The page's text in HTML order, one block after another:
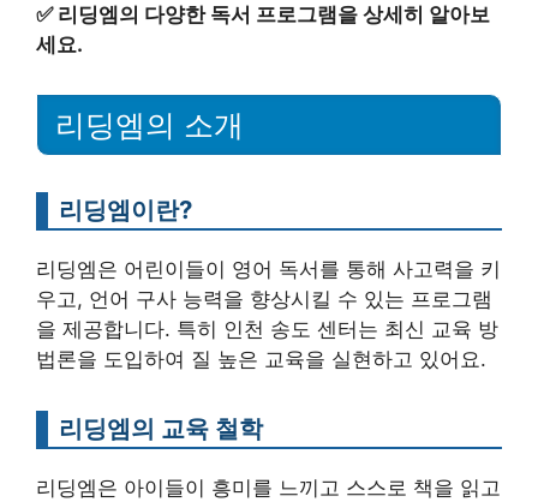
✅ 리딩엠의 다양한 독서 프로그램을 상세히 알아보
세요.
리딩엠의 소개
리딩엠이란?
리딩엠은 어린이들이 영어 독서를 통해 사고력을 키
우고, 언어 구사 능력을 향상시킬 수 있는 프로그램
을 제공합니다. 특히 인천 송도 센터는 최신 교육 방
법론을 도입하여 질 높은 교육을 실현하고 있어요.
리딩엠의 교육 철학
리딩엠은 아이들이 흥미를 느끼고 스스로 책을 읽고